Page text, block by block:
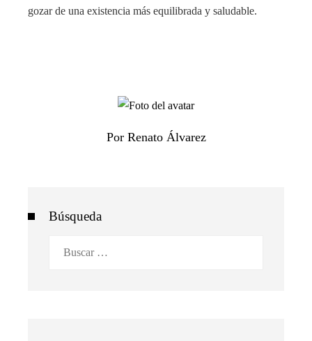
gozar de una existencia más equilibrada y saludable.
Por Renato Álvarez
Búsqueda